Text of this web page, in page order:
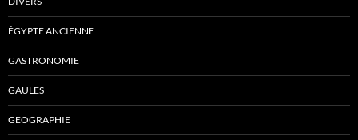
ÉGYPTE ANCIENNE
GASTRONOMIE
GAULES
GEOGRAPHIE